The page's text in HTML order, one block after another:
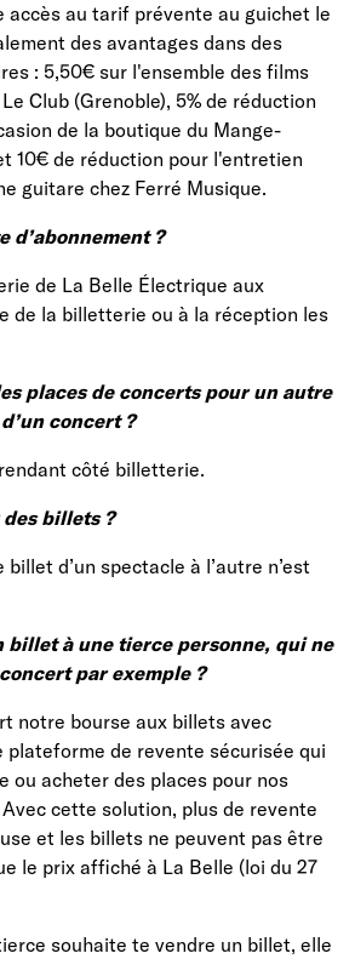
accès au tarif prévente au guichet le
des avantages dans des
: 5,50€ sur l'ensemble des films
Club (Grenoble), 5% de réduction
de la boutique du Mange-
10€ de réduction pour l'entretien
guitare chez Ferré Musique.
d’abonnement ?
de La Belle Électrique aux
de la billetterie ou à la réception les
places de concerts pour un autre
concert ?
côté billetterie.
billets ?
billet d’un spectacle à l’autre n’est
billet à une tierce personne, qui ne
par exemple ?
notre bourse aux billets avec
plateforme de revente sécurisée qui
ou acheter des places pour nos
Avec cette solution, plus de revente
et les billets ne peuvent pas être
le prix affiché à La Belle (loi du 27
souhaite te vendre un billet, elle